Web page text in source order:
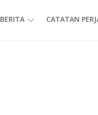
BERITA CATATAN